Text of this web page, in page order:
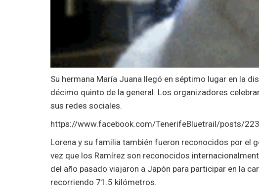
Su hermana María Juana llegó en séptimo lugar en la
décimo quinto de la general. Los organizadores
sus redes sociales.
https://www.facebook.com/TenerifeBluetrail/posts/
Lorena y su familia también fueron reconocidos por el
vez que los Ramírez son reconocidos
del año pasado viajaron a Japón para participar en la
recorriendo 71.5 kilómetros.